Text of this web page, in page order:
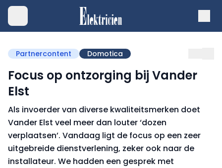
Partnercontent Domotica
Focus op ontzorging bij Vander
Elst
Als invoerder van diverse kwaliteitsmerken doet
Vander Elst veel meer dan louter ‘dozen
verplaatsen’. Vandaag ligt de focus op een zeer
uitgebreide dienstverlening, zeker ook naar de
installateur. We hadden een gesprek met